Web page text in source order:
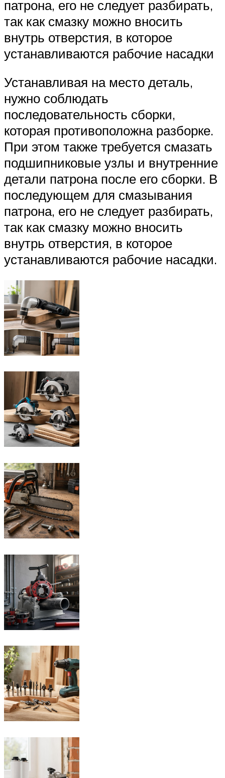
патрона, его не следует разбирать,
так как смазку можно вносить
внутрь отверстия, в которое
устанавливаются рабочие насадки
Устанавливая на место деталь,
нужно соблюдать
последовательность сборки,
которая противоположна разборке.
При этом также требуется смазать
подшипниковые узлы и внутренние
детали патрона после его сборки. В
последующем для смазывания
патрона, его не следует разбирать,
так как смазку можно вносить
внутрь отверстия, в которое
устанавливаются рабочие насадки.